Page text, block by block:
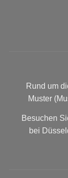
Rund um
Muster
Besuchen
bei